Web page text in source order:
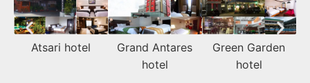
Atsari hotel
Grand Antares
hotel
Green Garden
hotel